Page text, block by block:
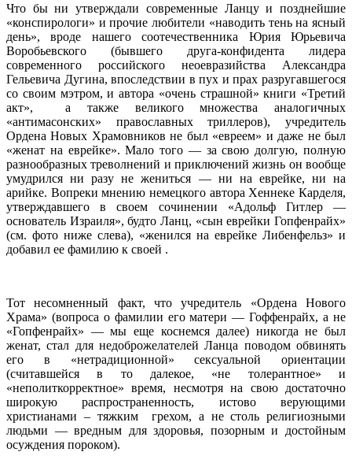
Что бы ни утверждали современные Ланцу и позднейшие
«конспирологи» и прочие любители «наводить тень на ясный
день», вроде нашего соотечественника Юрия Юрьевича
Воробьевского (бывшего друга-конфидента лидера
современного российского неоевразийства Александра
Гельевича Дугина, впоследствии в пух и прах разругавшегося
со своим мэтром, и автора «очень страшной» книги «Третий
акт», а также великого множества аналогичных
«антимасонских» православных триллеров), учредитель
Ордена Новых Храмовников не был «евреем» и даже не был
«женат на еврейке». Мало того — за свою долгую, полную
разнообразных треволнений и приключений жизнь он вообще
умудрился ни разу не жениться — ни на еврейке, ни на
арийке. Вопреки мнению немецкого автора Хеннеке Карделя,
утверждавшего в своем сочинении «Адольф Гитлер —
основатель Израиля», будто Ланц, «сын еврейки Гопфенрайх»
(см. фото ниже слева), «женился на еврейке Либенфельз» и
добавил ее фамилию к своей .
Тот несомненный факт, что учредитель «Ордена Нового
Храма» (вопроса о фамилии его матери — Гоффенрайх, а не
«Гопфенрайх» — мы еще коснемся далее) никогда не был
женат, стал для недоброжелателей Ланца поводом обвинять
его в «нетрадиционной» сексуальной ориентации
(считавшейся в то далекое, «не толерантное» и
«неполиткорректное» время, несмотря на свою достаточно
широкую распространенность, истово верующими
христианами – тяжким грехом, а не столь религиозными
людьми — вредным для здоровья, позорным и достойным
осуждения пороком).